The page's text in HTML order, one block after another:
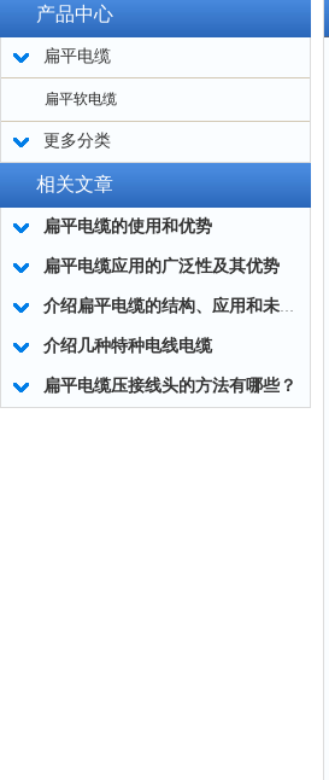
产品中心
扁平电缆
扁平软电缆
更多分类
相关文章
扁平电缆的使用和优势
扁平电缆应用的广泛性及其优势
介绍扁平电缆的结构、应用和未来的发展趋势
介绍几种特种电线电缆
扁平电缆压接线头的方法有哪些？